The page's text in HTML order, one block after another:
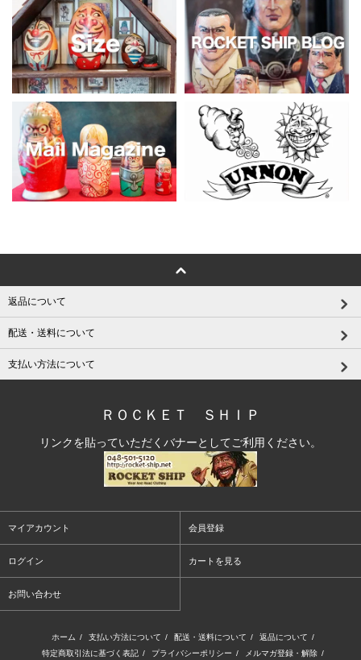
返品について
配送・送料について
支払い方法について
ＲＯＣＫＥＴ ＳＨＩＰ
リンクを貼っていただくバナーとしてご利用ください。
マイアカウント 会員登録
ログイン カートを見る
お問い合わせ
ホーム / 支払い方法について / 配送・送料について / 返品について /
特定商取引法に基づく表記 / プライバシーポリシー / メルマガ登録・解除 /